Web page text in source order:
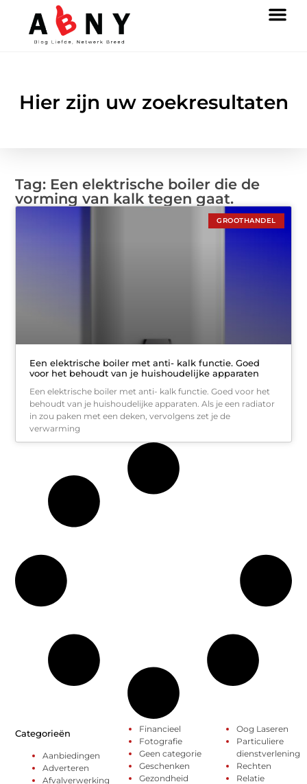
Hier zijn uw zoekresultaten
Tag: Een elektrische boiler die de
vorming van kalk tegen gaat.
GROOTHANDEL
Een elektrische boiler met anti- kalk functie. Goed
voor het behoudt van je huishoudelijke apparaten
Een elektrische boiler met anti- kalk functie. Goed voor het
behoudt van je huishoudelijke apparaten. Als je een radiator
in zou paken met een deken, vervolgens zet je de
verwarming
Categorieën
Aanbiedingen
Adverteren
Afvalverwerking
Financieel
Fotografie
Geen categorie
Geschenken
Gezondheid
Oog Laseren
Particuliere
dienstverlening
Rechten
Relatie